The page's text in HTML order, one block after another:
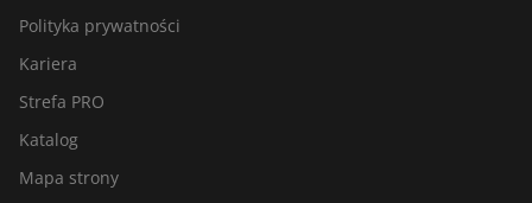
Polityka prywatności
Kariera
Strefa PRO
Katalog
Mapa strony